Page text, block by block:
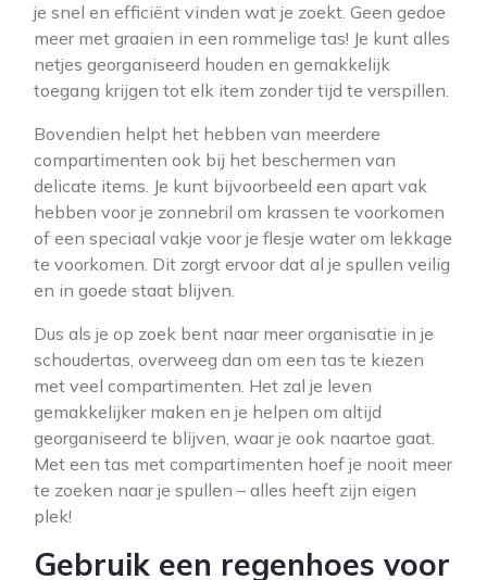
je snel en efficiënt vinden wat je zoekt. Geen gedoe
meer met graaien in een rommelige tas! Je kunt alles
netjes georganiseerd houden en gemakkelijk
toegang krijgen tot elk item zonder tijd te verspillen.
Bovendien helpt het hebben van meerdere
compartimenten ook bij het beschermen van
delicate items. Je kunt bijvoorbeeld een apart vak
hebben voor je zonnebril om krassen te voorkomen
of een speciaal vakje voor je flesje water om lekkage
te voorkomen. Dit zorgt ervoor dat al je spullen veilig
en in goede staat blijven.
Dus als je op zoek bent naar meer organisatie in je
schoudertas, overweeg dan om een tas te kiezen
met veel compartimenten. Het zal je leven
gemakkelijker maken en je helpen om altijd
georganiseerd te blijven, waar je ook naartoe gaat.
Met een tas met compartimenten hoef je nooit meer
te zoeken naar je spullen – alles heeft zijn eigen
plek!
Gebruik een regenhoes voor